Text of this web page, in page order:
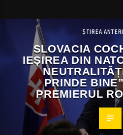
ȘTIREA
SLOVACIA
IEȘIREA DIN
PRINDE
PREMIERUL